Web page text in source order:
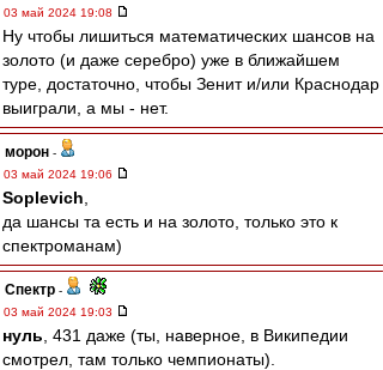
03 май 2024 19:08
Ну чтобы лишиться математических шансов на
золото (и даже серебро) уже в ближайшем
туре, достаточно, чтобы Зенит и/или Краснодар
выиграли, а мы - нет.
морон -
03 май 2024 19:06
Soplevich
да шансы та есть и на золото, только это к
спектроманам)
Спектр -
03 май 2024 19:03
нуль , 431 даже (ты, наверное, в Википедии
смотрел, там только чемпионаты).